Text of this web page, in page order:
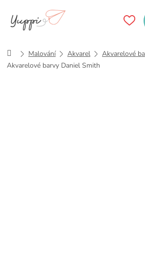
obsah
DomůMalování Akvarel
Akvarelové
Akvarelové barvy Daniel Smith